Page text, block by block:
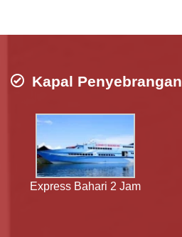
Kapal Penyebrangan
Express Bahari 2 Jam